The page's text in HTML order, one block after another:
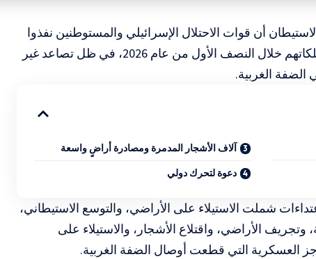
أن قوات الاحتلال الإسرائيلي والمستوطنين نفذوا
بحق الفلسطينيين وممتلكاتهم خلال النصف الأول من عام 2026، في ظل تصاعد غير
الغربية.
آلاف الأشجار المدمرة ومصادرة أراضٍ واسعة
دعوة لتحرك دولي
شملت الاستيلاء على الأراضي، والتوسع الاستيطاني،
وتجريف الأراضي، واقتلاع الأشجار، والاستيلاء على
العسكرية التي قطعت أوصال الضفة الغربية.